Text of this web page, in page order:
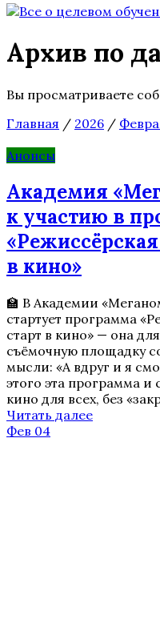
Архив по
Вы просматриваете
Главная / 2026 /
Анонсы
Академия
к участию в
в кино»
🏫 В Академии
стартует программа
старт в кино» — она
съёмочную площадку
мысли: «А вдруг и я
этого эта программа и
кино для всех, без
Читать далее
Фев 04